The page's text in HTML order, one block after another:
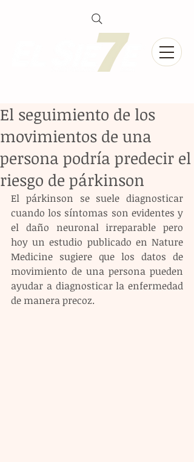
El seguimiento de los
movimientos de una
persona podría predecir el
riesgo de párkinson
El párkinson se suele diagnosticar
cuando los síntomas son evidentes y
el daño neuronal irreparable pero
hoy un estudio publicado en Nature
Medicine sugiere que los datos de
movimiento de una persona pueden
ayudar a diagnosticar la enfermedad
de manera precoz.